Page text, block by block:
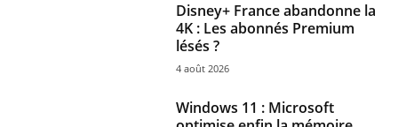
Disney+ France abandonne la
4K : Les abonnés Premium
lésés ?
4 août 2026
Windows 11 : Microsoft